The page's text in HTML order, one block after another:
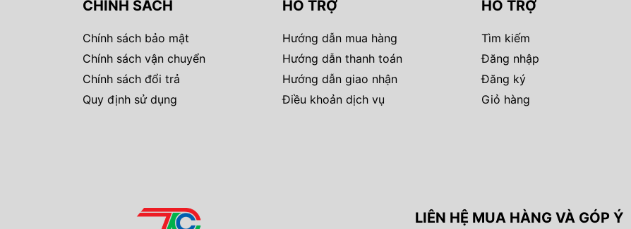
CHÍNH SÁCH
Chính sách bảo mật
Chính sách vận chuyển
Chính sách đổi trả
Quy định sử dụng
HỖ TRỢ
Hướng dẫn mua hàng
Hướng dẫn thanh toán
Hướng dẫn giao nhận
Điều khoản dịch vụ
HỖ TRỢ
Tìm kiếm
Đăng nhập
Đăng ký
Giỏ hàng
LIÊN HỆ MUA HÀNG VÀ GÓP Ý